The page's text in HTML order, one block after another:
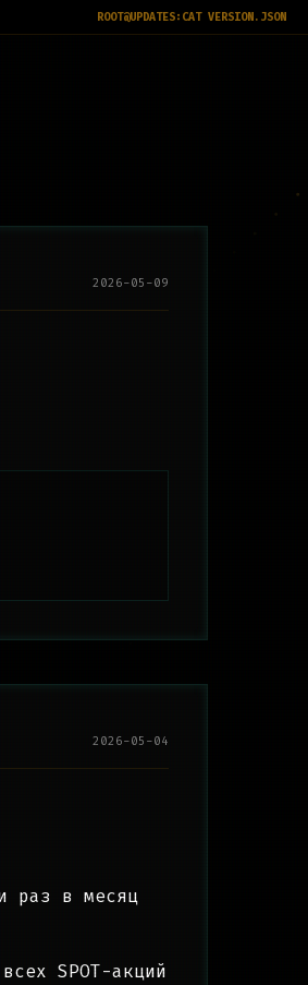
ROOT@UPDATES: CAT VERSION.JSON
2026-05-09
2026-05-04
раз в месяц
SPOT-акций